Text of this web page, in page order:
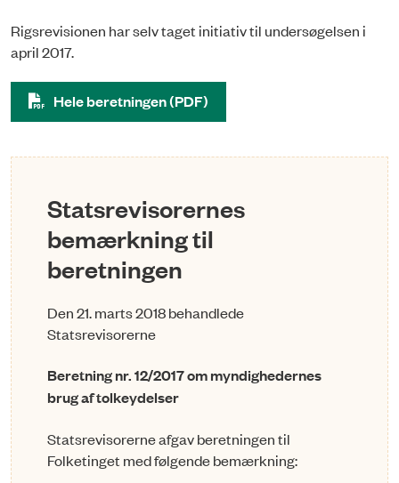
Rigsrevisionen har selv taget initiativ til undersøgelsen i
april 2017.
Hele beretningen (PDF)
Statsrevisorernes
bemærkning til
beretningen
Den 21. marts 2018 behandlede
Statsrevisorerne
Beretning nr. 12/2017 om myndighedernes
brug af tolkeydelser
Statsrevisorerne afgav beretningen til
Folketinget med følgende bemærkning: